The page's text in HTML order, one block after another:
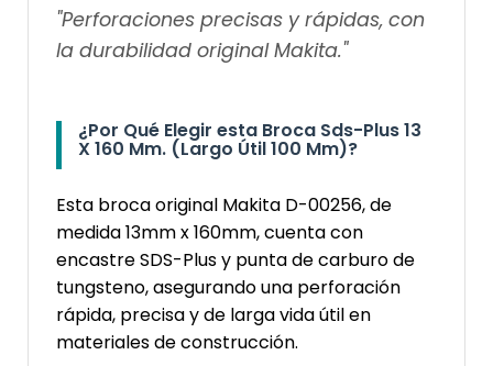
"Perforaciones precisas y rápidas, con
la durabilidad original Makita."
¿Por Qué Elegir esta Broca Sds-Plus 13
X 160 Mm. (Largo Útil 100 Mm)?
Esta broca original Makita D-00256, de
medida 13mm x 160mm, cuenta con
encastre SDS-Plus y punta de carburo de
tungsteno, asegurando una perforación
rápida, precisa y de larga vida útil en
materiales de construcción.